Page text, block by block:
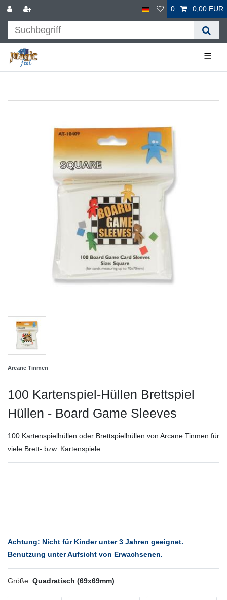
0 0,00 EUR
☰
Arcane Tinmen
100 Kartenspiel-Hüllen Brettspiel
Hüllen - Board Game Sleeves
100 Kartenspielhüllen oder Brettspielhüllen von Arcane Tinmen für
viele Brett- bzw. Kartenspiele
Achtung: Nicht für Kinder unter 3 Jahren geeignet.
Benutzung unter Aufsicht von Erwachsenen.
Größe: Quadratisch (69x69mm)